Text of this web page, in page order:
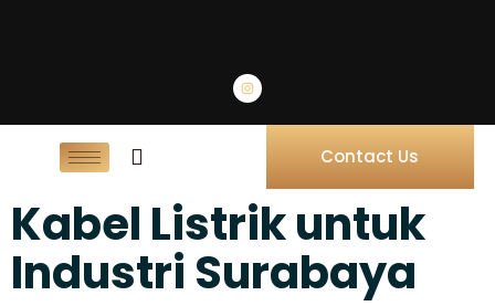
Contact Us
Kabel Listrik untuk
Industri Surabaya